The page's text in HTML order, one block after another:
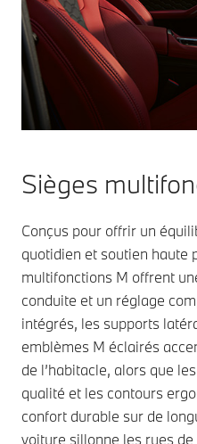
Sièges
Conçus pour offrir un
quotidien et soutien haute
multifonctions M offrent
conduite et un réglage
intégrés, les supports
emblèmes M éclairés
de l’habitacle, alors que
qualité et les contours
confort durable sur de
voiture sillonne les rues